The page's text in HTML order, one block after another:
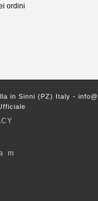
ordini
in Sinni (PZ) Italy -